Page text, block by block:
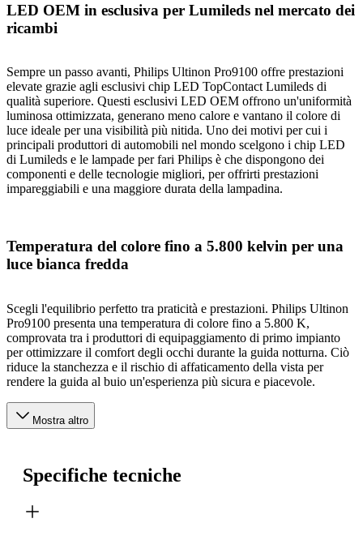
LED OEM in esclusiva per Lumileds nel mercato dei
ricambi
Sempre un passo avanti, Philips Ultinon Pro9100 offre prestazioni
elevate grazie agli esclusivi chip LED TopContact Lumileds di
qualità superiore. Questi esclusivi LED OEM offrono un'uniformità
luminosa ottimizzata, generano meno calore e vantano il colore di
luce ideale per una visibilità più nitida. Uno dei motivi per cui i
principali produttori di automobili nel mondo scelgono i chip LED
di Lumileds e le lampade per fari Philips è che dispongono dei
componenti e delle tecnologie migliori, per offrirti prestazioni
impareggiabili e una maggiore durata della lampadina.
Temperatura del colore fino a 5.800 kelvin per una
luce bianca fredda
Scegli l'equilibrio perfetto tra praticità e prestazioni. Philips Ultinon
Pro9100 presenta una temperatura di colore fino a 5.800 K,
comprovata tra i produttori di equipaggiamento di primo impianto
per ottimizzare il comfort degli occhi durante la guida notturna. Ciò
riduce la stanchezza e il rischio di affaticamento della vista per
rendere la guida al buio un'esperienza più sicura e piacevole.
Mostra altro
Specifiche tecniche